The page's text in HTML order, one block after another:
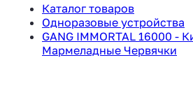
Каталог товаров
Одноразовые устройства
GANG IMMORTAL 16000 -
Мармеладные Червячки